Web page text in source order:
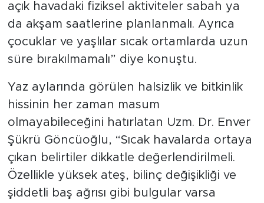
açık havadaki fiziksel aktiviteler sabah ya
da akşam saatlerine planlanmalı. Ayrıca
çocuklar ve yaşlılar sıcak ortamlarda uzun
süre bırakılmamalı” diye konuştu.
Yaz aylarında görülen halsizlik ve bitkinlik
hissinin her zaman masum
olmayabileceğini hatırlatan Uzm. Dr. Enver
Şükrü Göncüoğlu, “Sıcak havalarda ortaya
çıkan belirtiler dikkatle değerlendirilmeli.
Özellikle yüksek ateş, bilinç değişikliği ve
şiddetli baş ağrısı gibi bulgular varsa